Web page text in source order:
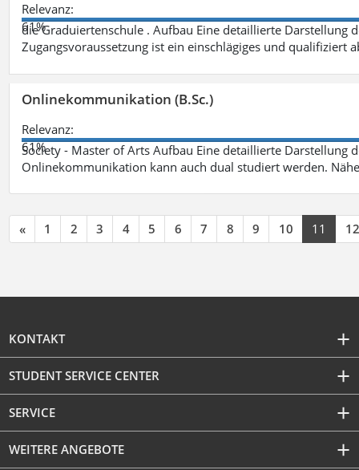
Relevanz:
61%
die Graduiertenschule . Aufbau Eine detaillierte Darstellung
Zugangsvoraussetzung ist ein einschlägiges und qualifiziert
Onlinekommunikation (B.Sc.)
Relevanz:
61%
Society - Master of Arts Aufbau Eine detaillierte Darstellung
Onlinekommunikation kann auch dual studiert werden.
« 1 2 3 4 5 6 7 8 9 10 11 12
KONTAKT
STUDENT SERVICE CENTER
SERVICE
WEITERE ANGEBOTE